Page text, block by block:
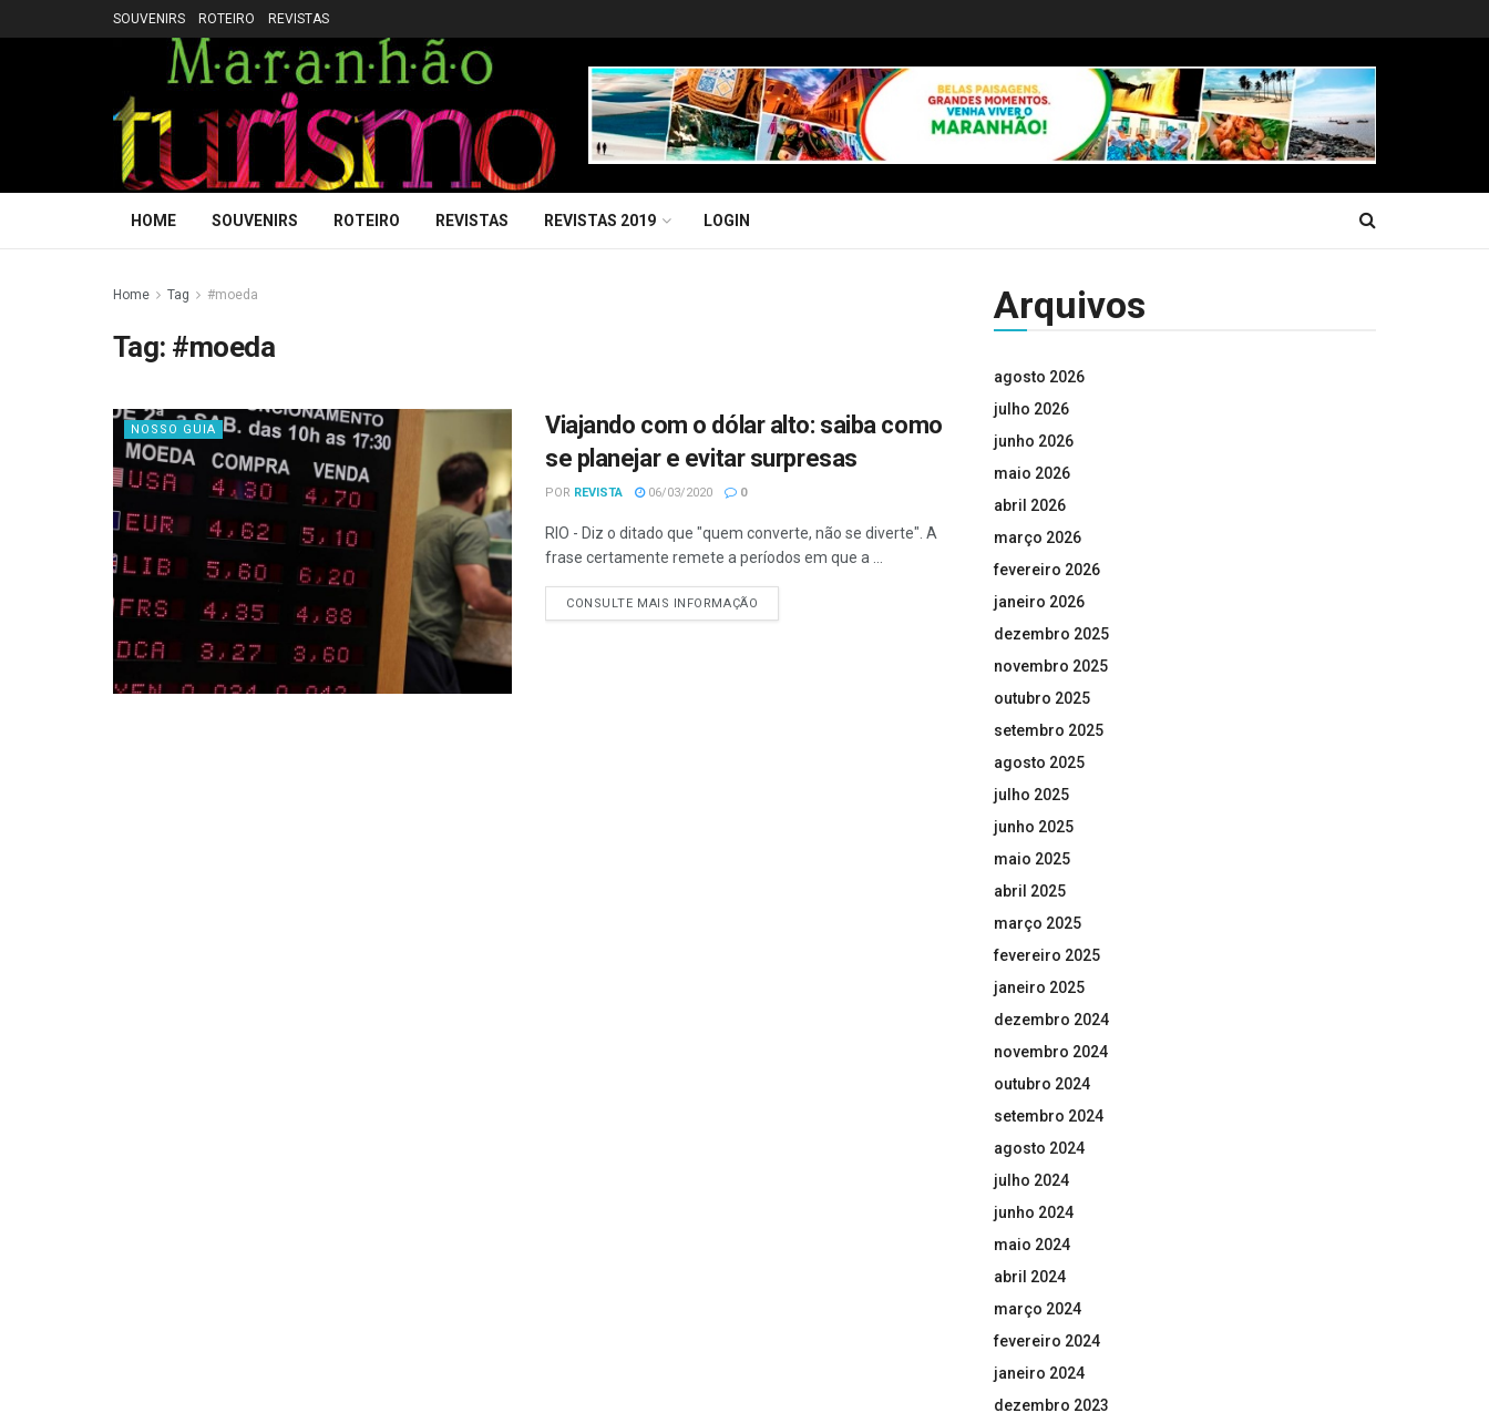
SOUVENIRS ROTEIRO REVISTAS
HOME SOUVENIRS ROTEIRO REVISTAS REVISTAS 2019 LOGIN
Home Tag #moeda
Tag: #moeda
NOSSO GUIA
Viajando com o dólar alto: saiba como
se planejar e evitar surpresas
POR REVISTA 06/03/2020 0
RIO - Diz o ditado que "quem converte, não se diverte". A
frase certamente remete a períodos em que a ...
CONSULTE MAIS INFORMAÇÃO
Arquivos
agosto 2026
julho 2026
junho 2026
maio 2026
abril 2026
março 2026
fevereiro 2026
janeiro 2026
dezembro 2025
novembro 2025
outubro 2025
setembro 2025
agosto 2025
julho 2025
junho 2025
maio 2025
abril 2025
março 2025
fevereiro 2025
janeiro 2025
dezembro 2024
novembro 2024
outubro 2024
setembro 2024
agosto 2024
julho 2024
junho 2024
maio 2024
abril 2024
março 2024
fevereiro 2024
janeiro 2024
dezembro 2023